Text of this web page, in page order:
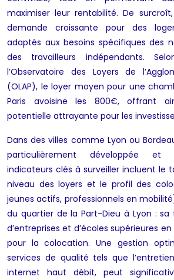
maximiser leur rentabilité. De
demande croissante pour des
adaptés aux besoins spécifiques des
des travailleurs indépendants.
l’Observatoire des Loyers de
(OLAP), le loyer moyen pour une
Paris avoisine les 800€, offrant
potentielle attrayante pour les
Dans des villes comme Lyon ou
particulièrement développée et
indicateurs clés à surveiller incluent le
niveau des loyers et le profil des
jeunes actifs, professionnels en
du quartier de la Part-Dieu à Lyon :
d’entreprises et d’écoles supérieures
pour la colocation. Une gestion
services de qualité tels que
internet haut débit, peut